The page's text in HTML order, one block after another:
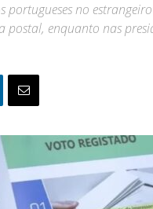
portugueses no
postal, enquanto nas